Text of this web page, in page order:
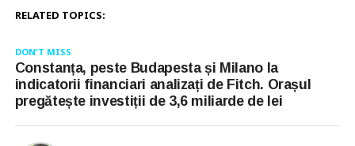
RELATED TOPICS:
DON'T MISS
Constanța, peste Budapesta și Milano la
indicatorii financiari analizați de Fitch. Orașul
pregătește investiții de 3,6 miliarde de lei